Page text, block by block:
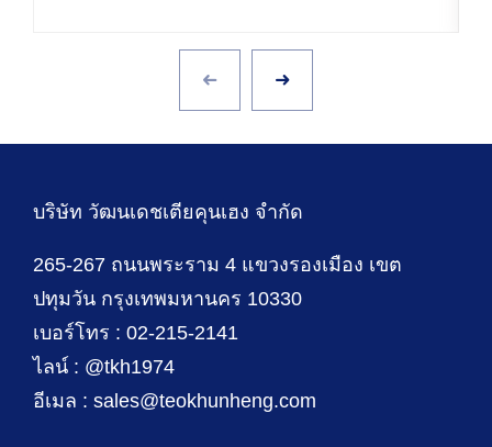
บริษัท วัฒนเดชเตียคุนเฮง จำกัด
265-267 ถนนพระราม 4 แขวงรองเมือง เขต
ปทุมวัน กรุงเทพมหานคร 10330
เบอร์โทร : 02-215-2141
ไลน์ : @tkh1974
อีเมล : sales@teokhunheng.com